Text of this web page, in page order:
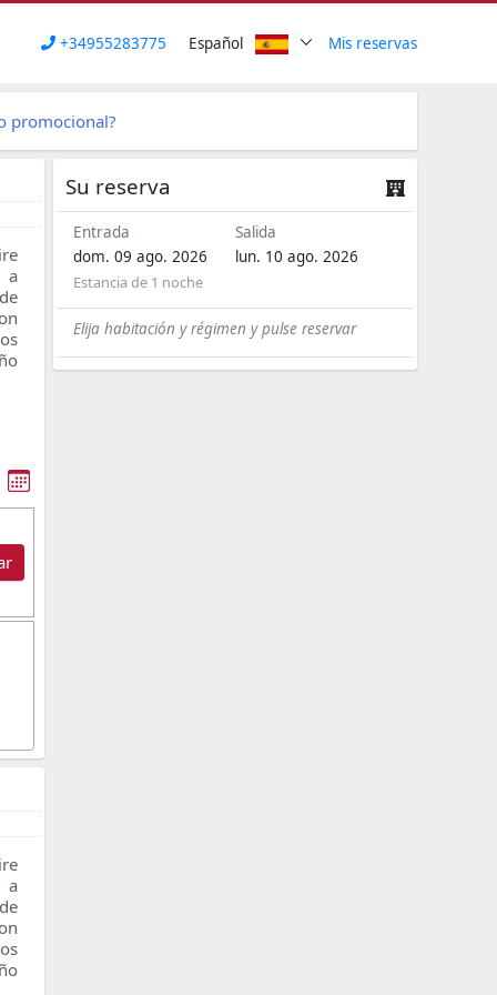
+34955283775 Español Mis reservas
promocional?
Su reserva
Entrada
dom. 09 ago. 2026
Salida
lun. 10 ago. 2026
Estancia de 1 noche
Elija habitación y régimen y pulse reservar
a
a